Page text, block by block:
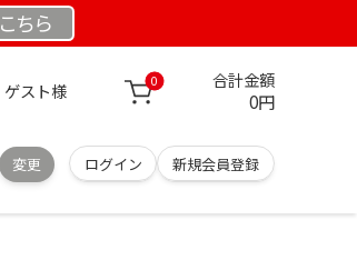
こちら
ゲスト様 0 合計金額
0円
変更 ログイン 新規会員登録